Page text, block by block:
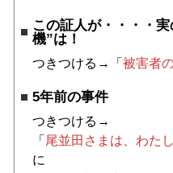
この証人が・・・・
機”は！
つきつける→「被害者
5年前の事件
つきつける→
「 尾並田さまは、わた
に